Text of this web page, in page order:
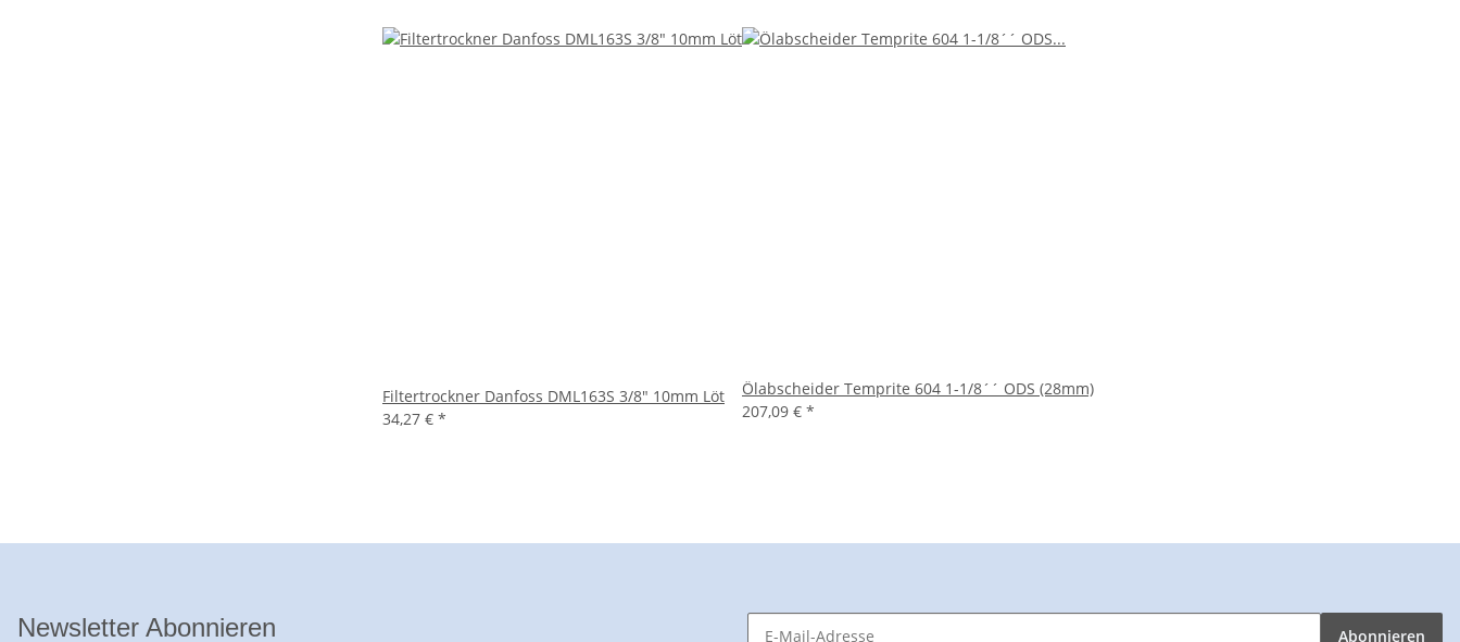
Filtertrockner Danfoss DML163S 3/8" 10mm Löt
34,27 € *
Ölabscheider Temprite 604 1-1/8´´ ODS (28mm)
207,09 € *
Newsletter Abonnieren Abonnieren